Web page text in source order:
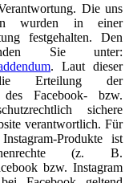
Die uns
wurden in einer
festgehalten. Den
Sie unter:
. Laut dieser
Erteilung der
des Facebook- bzw.
sichere
verantwortlich. Für
Produkte ist
(z. B.
bzw. Instagram